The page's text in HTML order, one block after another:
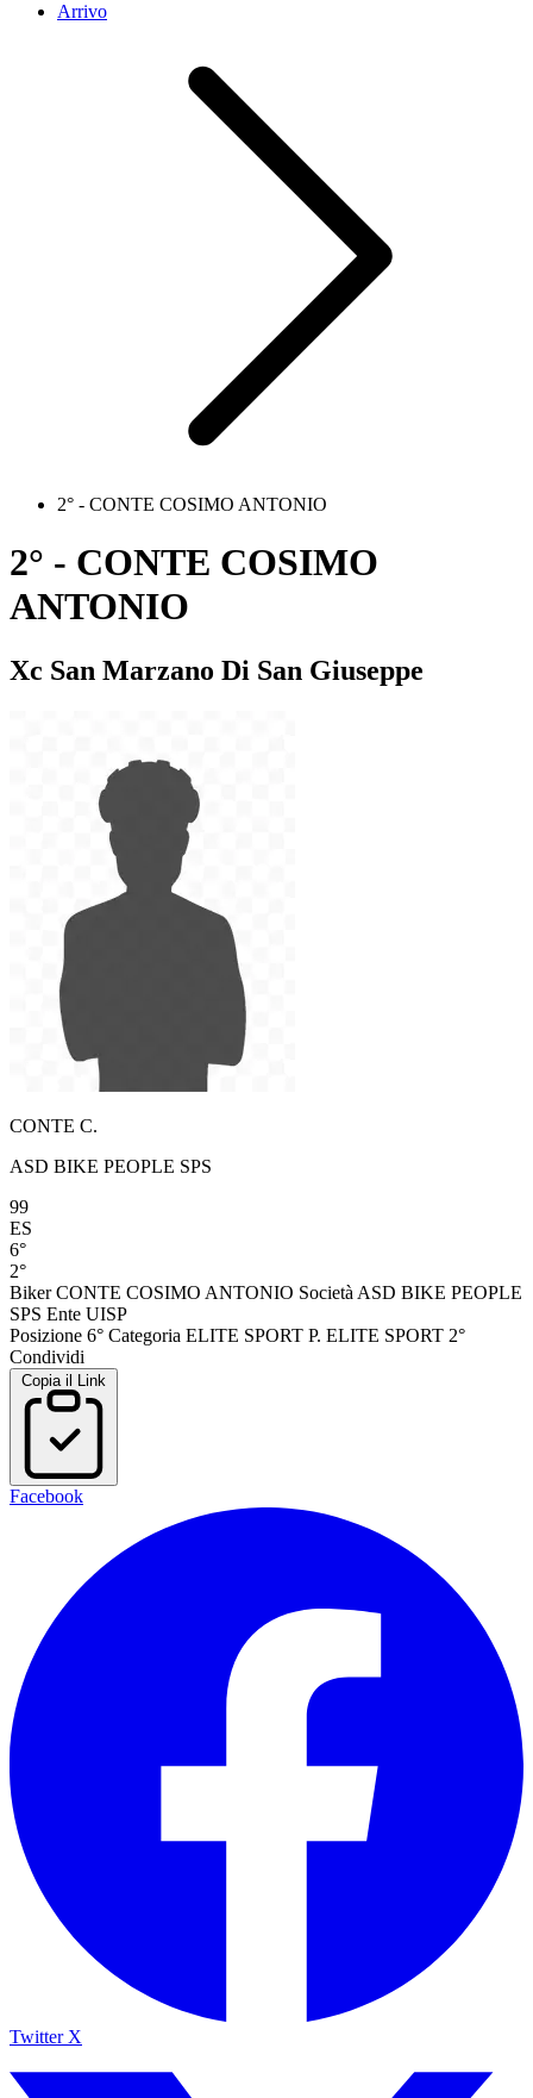
Arrivo
2° - CONTE COSIMO ANTONIO
2° - CONTE COSIMO
ANTONIO
Xc San Marzano Di San Giuseppe
CONTE C.
ASD BIKE PEOPLE SPS
99
ES
6°
2°
Biker CONTE COSIMO ANTONIO Società ASD BIKE PEOPLE
SPS Ente UISP
Posizione 6° Categoria ELITE SPORT P. ELITE SPORT 2°
Condividi
Copia il Link
Facebook
Twitter X